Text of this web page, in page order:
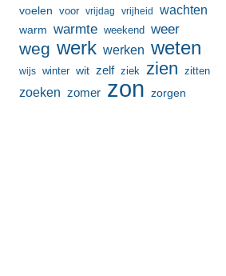
voelen voor vrijdag vrijheid wachten
warm warmte weekend weer
weg werk werken weten
wijs winter wit zelf ziek zien zitten
zoeken zomer zon zorgen